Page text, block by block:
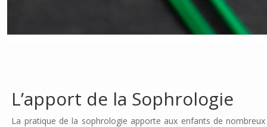
L’apport de la Sophrologie
La pratique de la sophrologie apporte aux enfants de